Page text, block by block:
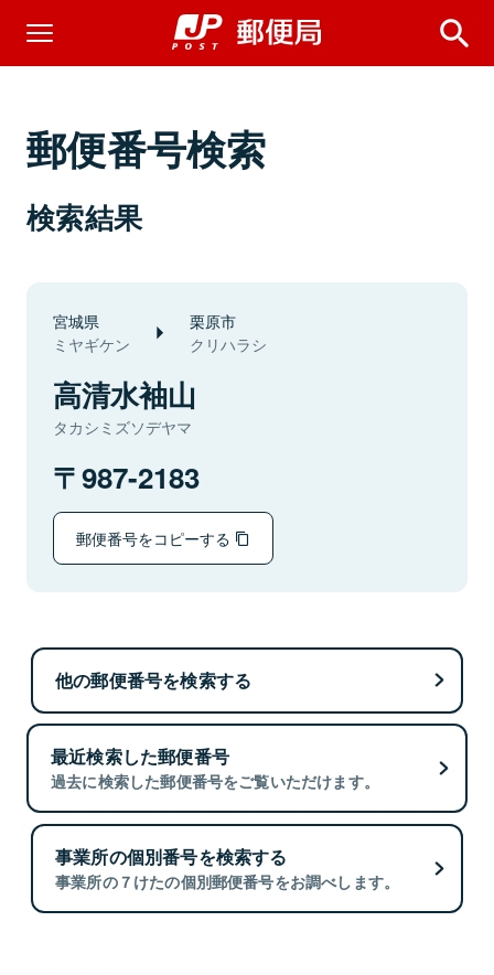
郵便番号検索
検索結果
宮城県
ミヤギケン
栗原市
クリハラシ
高清水袖山
タカシミズソデヤマ
987-2183
郵便番号をコピーする
他の郵便番号を検索する
最近検索した郵便番号
過去に検索した郵便番号をご覧いただけます。
事業所の個別番号を検索する
事業所の７けたの個別郵便番号をお調べします。